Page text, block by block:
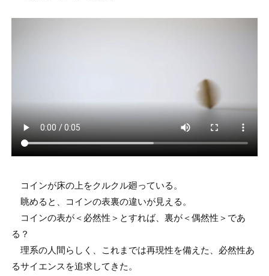
コインが床の上をクルクル廻っている。
眺めると、コインの表裏の違いが見える。
コインの表が＜必然性＞とすれば、裏が＜偶然性＞であ
る？
理系の人間らしく、これまでは再現性を備えた、必然性あ
るサイエンスを追求してきた。